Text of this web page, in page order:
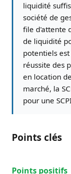
liquidité
société de
file d'attente
de liquidité
potentiels
réussite des
en location
marché, la
pour une
Points clés
Points positifs